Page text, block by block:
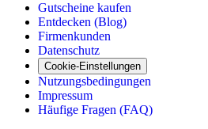
Gutscheine kaufen
Entdecken (Blog)
Firmenkunden
Datenschutz
Cookie-Einstellungen
Nutzungsbedingungen
Impressum
Häufige Fragen (FAQ)